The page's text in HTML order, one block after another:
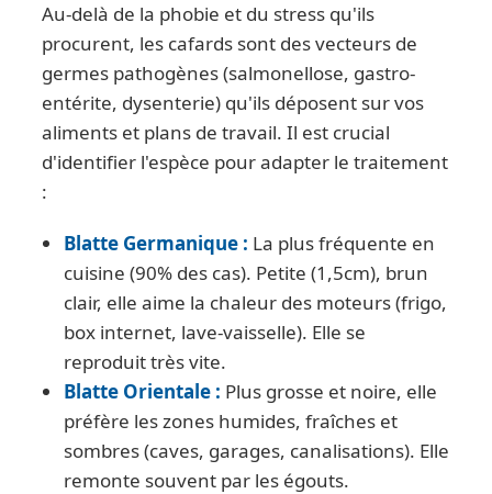
Au-delà de la phobie et du stress qu'ils
procurent, les cafards sont des vecteurs de
germes pathogènes (salmonellose, gastro-
entérite, dysenterie) qu'ils déposent sur vos
aliments et plans de travail. Il est crucial
d'identifier l'espèce pour adapter le traitement
:
Blatte Germanique : La plus fréquente en
cuisine (90% des cas). Petite (1,5cm), brun
clair, elle aime la chaleur des moteurs (frigo,
box internet, lave-vaisselle). Elle se
reproduit très vite.
Blatte Orientale : Plus grosse et noire, elle
préfère les zones humides, fraîches et
sombres (caves, garages, canalisations). Elle
remonte souvent par les égouts.